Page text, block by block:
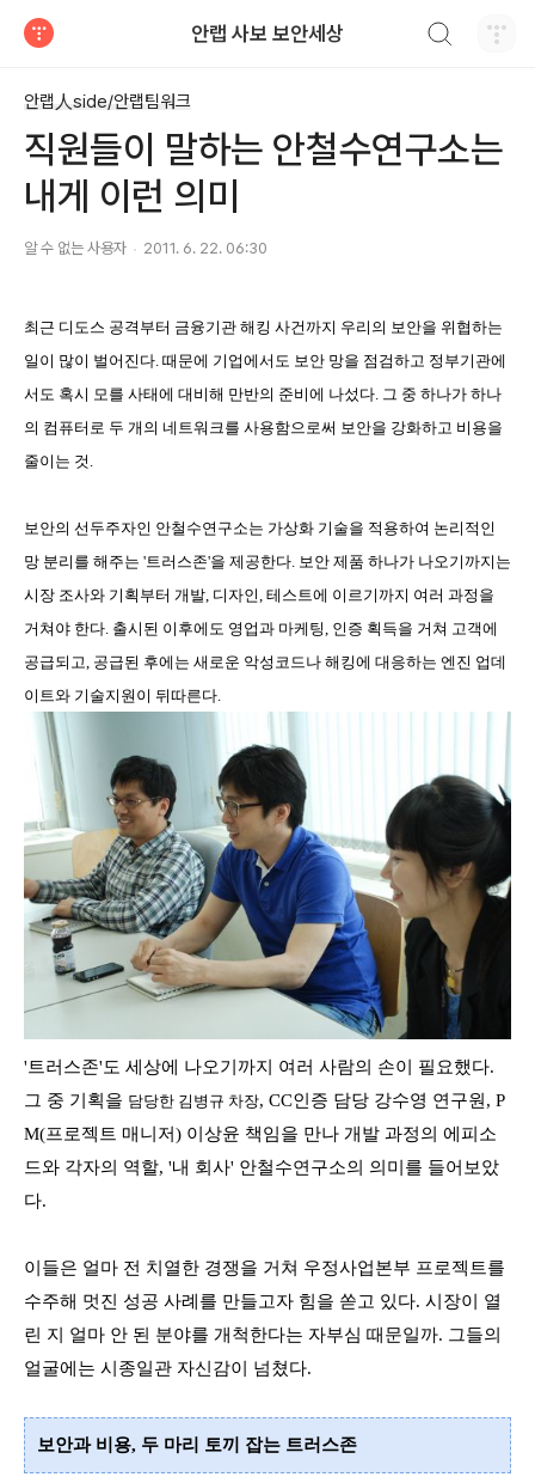
안랩 사보 보안세상
안랩人side/안랩팀워크
직원들이 말하는 안철수연구소는
내게 이런 의미
알 수 없는 사용자 2011. 6. 22. 06:30
최근 디도스 공격부터 금융기관 해킹 사건까지 우리의 보안을 위협하는
일이 많이 벌어진다. 때문에 기업에서도 보안 망을 점검하고 정부기관에
서도 혹시 모를 사태에 대비해 만반의 준비에 나섰다. 그 중 하나가 하나
의 컴퓨터로 두 개의 네트워크를 사용함으로써 보안을 강화하고 비용을
줄이는 것.
보안의 선두주자인 안철수연구소는 가상화 기술을 적용하여 논리적인
망 분리를 해주는 '트러스존'을 제공한다. 보안 제품 하나가 나오기까지는
시장 조사와 기획부터 개발, 디자인, 테스트에 이르기까지 여러 과정을
거쳐야 한다. 출시된 이후에도 영업과 마케팅, 인증 획득을 거쳐 고객에
공급되고, 공급된 후에는 새로운 악성코드나 해킹에 대응하는 엔진 업데
이트와 기술지원이 뒤따른다.
'트러스존'도 세상에 나오기까지 여러 사람의 손이 필요했다.
그 중 기획을 담당한 김병규 차장, CC인증 담당 강수영 연구원 , P
M(프로젝트 매니저) 이상윤 책임을 만나 개발 과정의 에피소
드와 각자의 역할, '내 회사' 안철수연구소의 의미를 들어보았
다.
이들은 얼마 전 치열한 경쟁을 거쳐 우정사업본부 프로젝트를
수주해 멋진 성공 사례를 만들고자 힘을 쏟고 있다. 시장이 열
린 지 얼마 안 된 분야를 개척한다는 자부심 때문일까. 그들의
얼굴에는 시종일관 자신감이 넘쳤다.
보안과 비용, 두 마리 토끼 잡는 트러스존